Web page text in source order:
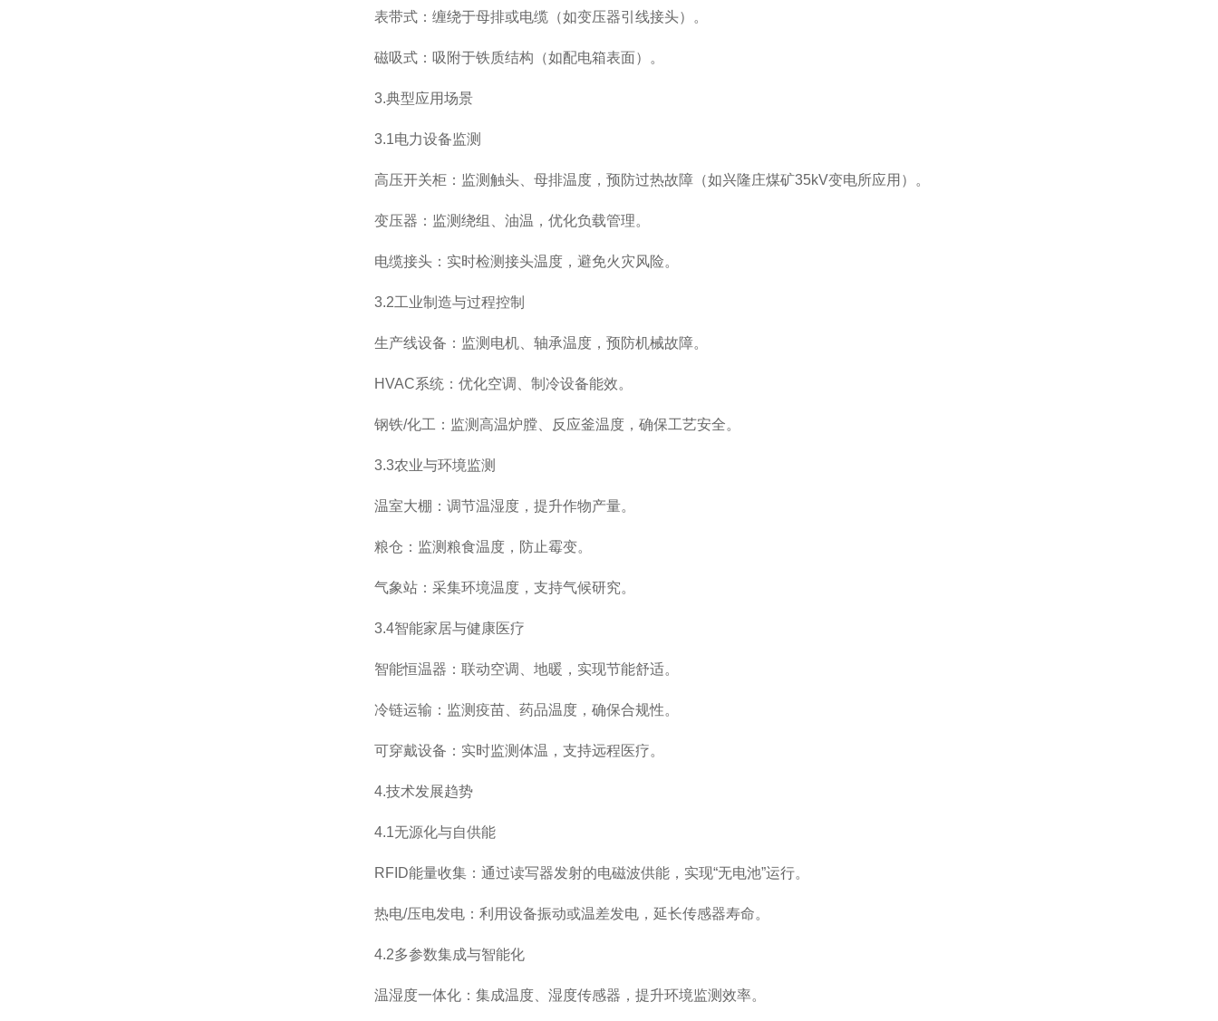
表带式：缠绕于母排或电缆（如变压器引线接头）。
磁吸式：吸附于铁质结构（如配电箱表面）。
3.典型应用场景
3.1电力设备监测
高压开关柜：监测触头、母排温度，预防过热故障（如兴隆庄煤矿35kV变电所应用）。
变压器：监测绕组、油温，优化负载管理。
电缆接头：实时检测接头温度，避免火灾风险。
3.2工业制造与过程控制
生产线设备：监测电机、轴承温度，预防机械故障。
HVAC系统：优化空调、制冷设备能效。
钢铁/化工：监测高温炉膛、反应釜温度，确保工艺安全。
3.3农业与环境监测
温室大棚：调节温湿度，提升作物产量。
粮仓：监测粮食温度，防止霉变。
气象站：采集环境温度，支持气候研究。
3.4智能家居与健康医疗
智能恒温器：联动空调、地暖，实现节能舒适。
冷链运输：监测疫苗、药品温度，确保合规性。
可穿戴设备：实时监测体温，支持远程医疗。
4.技术发展趋势
4.1无源化与自供能
RFID能量收集：通过读写器发射的电磁波供能，实现“无电池”运行。
热电/压电发电：利用设备振动或温差发电，延长传感器寿命。
4.2多参数集成与智能化
温湿度一体化：集成温度、湿度传感器，提升环境监测效率。